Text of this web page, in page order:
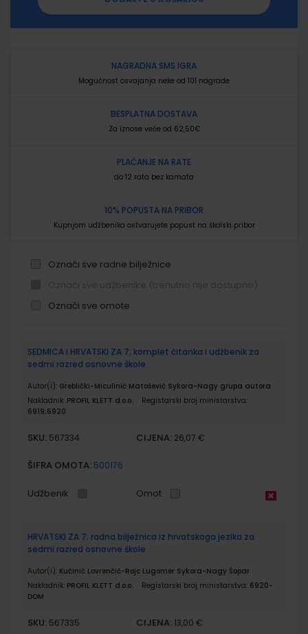
NAGRADNA SMS IGRA
Mogućnost osvajanja neke od 101 nagrade
BESPLATNA DOSTAVA
Za iznose veće od 62,50€
PLAĆANJE NA RATE
do 12 rata bez kamata
10% POPUSTA NA PRIBOR
Kupnjom udžbenika ostvarujete popust na školski pribor
Označi sve radne bilježnice
Označi sve omote
proizvodi
SEDMICA i HRVATSKI ZA 7; komplet čitanka i udžbenik za
sedmi razred osnovne škole
Autor(i): Greblički-Miculinić Matošević Sykora-Nagy grupa autora
Nakladnik: PROFIL KLETT d.o.o.
Registarski broj ministarstva:
6919;6920
SKU: 567334 CIJENA: 26,07 €
ŠIFRA OMOTA: 500176
Udžbenik Omot
HRVATSKI ZA 7; radna bilježnica iz hrvatskoga jezika za
sedmi razred osnovne škole
Autor(i): Kučinić Lovrenčić-Rojc Lugomer Sykora-Nagy Šopar
Nakladnik: PROFIL KLETT d.o.o. Registarski broj ministarstva: 6920-
DOM
SKU: 567335 CIJENA: 13,00 €